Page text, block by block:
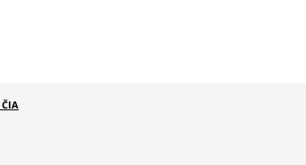
ČIA